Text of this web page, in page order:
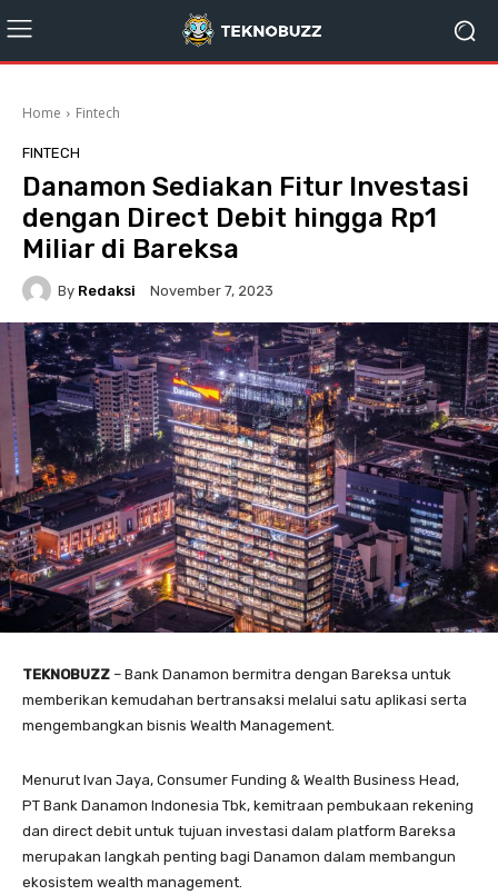
Home Fintech
FINTECH
Danamon Sediakan Fitur Investasi
dengan Direct Debit hingga Rp1
Miliar di Bareksa
By Redaksi November 7, 2023
TEKNOBUZZ – Bank Danamon bermitra dengan Bareksa untuk
memberikan kemudahan bertransaksi melalui satu aplikasi serta
mengembangkan bisnis Wealth Management.
Menurut Ivan Jaya, Consumer Funding & Wealth Business Head,
PT Bank Danamon Indonesia Tbk, kemitraan pembukaan rekening
dan direct debit untuk tujuan investasi dalam platform Bareksa
merupakan langkah penting bagi Danamon dalam membangun
ekosistem wealth management.